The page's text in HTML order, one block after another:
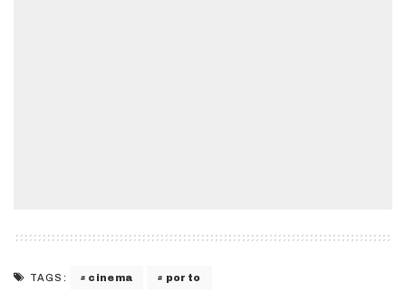
TAGS: cinema porto